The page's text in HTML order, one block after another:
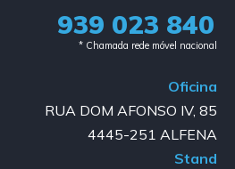
939 023 840​
* Chamada rede móvel nacional
Oficina
RUA DOM AFONSO IV, 85
4445-251 ALFENA
Stand